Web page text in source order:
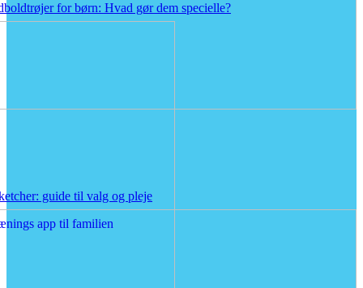
for børn: Hvad gør dem specielle?
guide til valg og pleje